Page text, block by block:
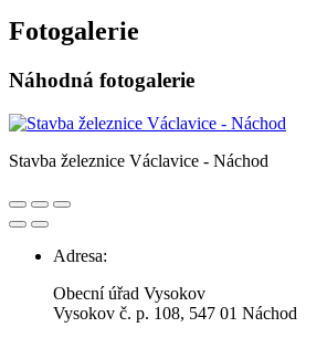
Fotogalerie
Náhodná fotogalerie
Stavba železnice Václavice - Náchod
Adresa:
Obecní úřad Vysokov
Vysokov č. p. 108, 547 01 Náchod